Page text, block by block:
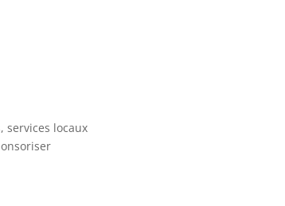
services locaux